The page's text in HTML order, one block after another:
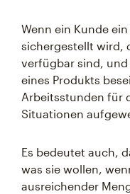
Wenn ein Kunde
sichergestellt wird,
verfügbar sind,
eines Produkts
Arbeitsstunden für
Situationen
Es bedeutet auch,
was sie wollen,
ausreichender